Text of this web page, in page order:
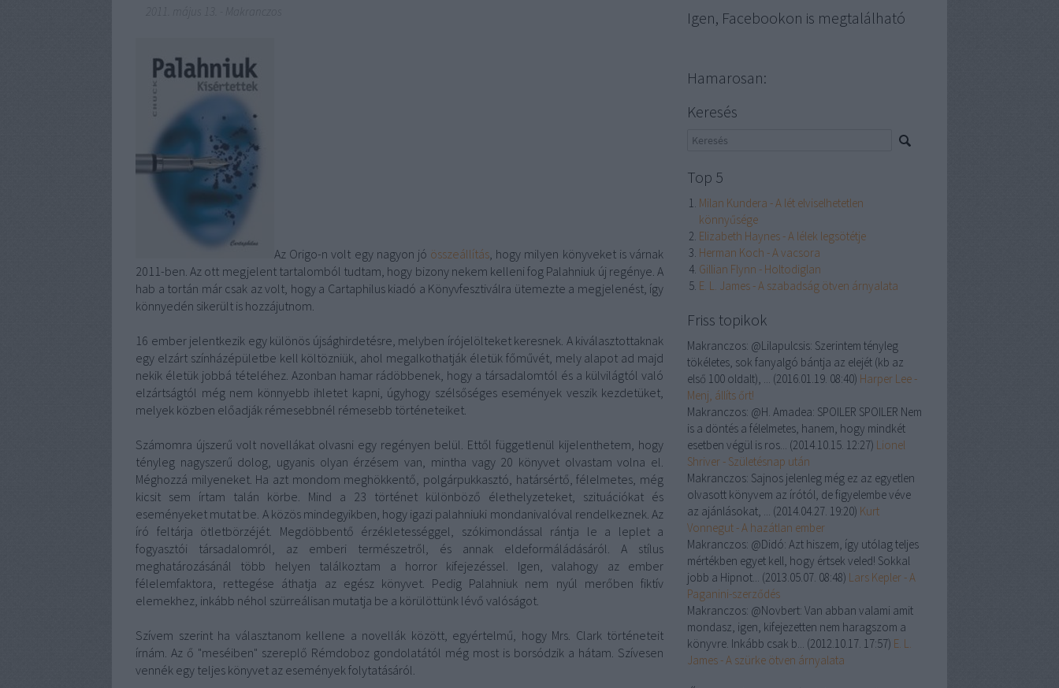
Makranczos
Az Origo-n volt egy nagyon jó összeállítás, hogy milyen könyveket is várnak
2011-ben. Az ott megjelent tartalomból tudtam, hogy bizony nekem kelleni fog Palahniuk új regénye. A
hab a tortán már csak az volt, hogy a Cartaphilus kiadó a Könyvfesztiválra ütemezte a megjelenést, így
könnyedén sikerült is hozzájutnom.
16 ember jelentkezik egy különös újsághirdetésre, melyben írójelölteket keresnek. A kiválasztottaknak
egy elzárt színházépületbe kell költözniük, ahol megalkothatják életük főművét, mely alapot ad majd
nekik életük jobbá tételéhez. Azonban hamar rádöbbenek, hogy a társadalomtól és a külvilágtól való
elzártságtól még nem könnyebb ihletet kapni, úgyhogy szélsőséges események veszik kezdetüket,
melyek közben előadják rémesebbnél rémesebb történeteiket.
Számomra újszerű volt novellákat olvasni egy regényen belül. Ettől függetlenül kijelenthetem, hogy
tényleg nagyszerű dolog, ugyanis olyan érzésem van, mintha vagy 20 könyvet olvastam volna el.
Méghozzá milyeneket. Ha azt mondom meghökkentő, polgárpukkasztó, határsértő, félelmetes, még
kicsit sem írtam talán körbe. Mind a 23 történet különböző élethelyzeteket, szituációkat és
eseményeket mutat be. A közös mindegyikben, hogy igazi palahniuki mondanivalóval rendelkeznek. Az
író feltárja ötletbörzéjét. Megdöbbentő érzékletességgel, szókimondással rántja le a leplet a
fogyasztói társadalomról, az emberi természetről, és annak eldeformáládásáról. A stílus
meghatározásánál több helyen találkoztam a horror kifejezéssel. Igen, valahogy az ember
félelemfaktora, rettegése áthatja az egész könyvet. Pedig Palahniuk nem nyúl merőben fiktív
elemekhez, inkább néhol szürreálisan mutatja be a körülöttünk lévő valóságot.
Szívem szerint ha választanom kellene a novellák között, egyértelmű, hogy Mrs. Clark történeteit
írnám. Az ő "meséiben" szereplő Rémdoboz gondolatától még most is borsódzik a hátam. Szívesen
vennék egy teljes könyvet az események folytatásáról.
Igen, Facebookon is megtalálható
Hamarosan:
Keresés
Top 5
Milan Kundera - A lét elviselhetetlen
könnyűsége
Elizabeth Haynes - A lélek legsötétje
Herman Koch - A vacsora
Gillian Flynn - Holtodiglan
E. L. James - A szabadság ötven árnyalata
Friss topikok
Makranczos: @Lilapulcsis: Szerintem tényleg
tökéletes, sok fanyalgó bántja az elejét (kb az
első 100 oldalt), ... (2016.01.19. 08:40) Harper Lee -
Menj, állíts őrt!
Makranczos: @H. Amadea: SPOILER SPOILER Nem
is a döntés a félelmetes, hanem, hogy mindkét
esetben végül is ros... (2014.10.15. 12:27) Lionel
Shriver - Születésnap után
Makranczos: Sajnos jelenleg még ez az egyetlen
olvasott könyvem az írótól, de figyelembe véve
az ajánlásokat, ... (2014.04.27. 19:20) Kurt
Vonnegut - A hazátlan ember
Makranczos: @Didó: Azt hiszem, így utólag teljes
mértékben egyet kell, hogy értsek veled! Sokkal
jobb a Hipnot... (2013.05.07. 08:48) Lars Kepler - A
Paganini-szerződés
Makranczos: @Novbert: Van abban valami amit
mondasz, igen, kifejezetten nem haragszom a
könyvre. Inkább csak b... (2012.10.17. 17:57) E. L.
James - A szürke ötven árnyalata